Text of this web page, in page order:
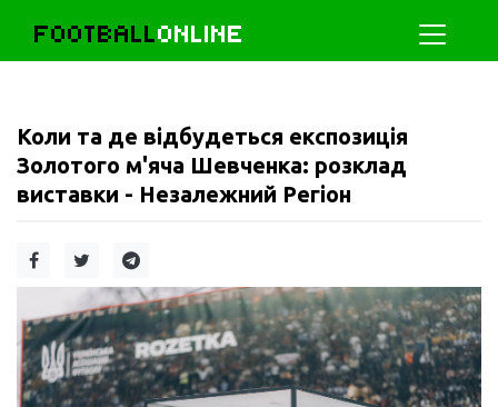
FOOTBALLONLINE
Коли та де відбудеться експозиція
Золотого м'яча Шевченка: розклад
виставки - Незалежний Регіон